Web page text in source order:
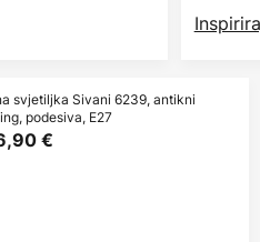
svjetiljka Sivani 6239, antikni
podesiva, E27
€